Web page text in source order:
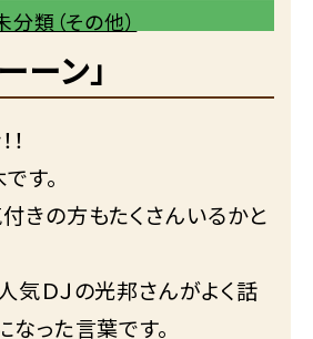
分類（その他）
ーン」
す。
きの方もたくさんいるかと
気ＤＪの光邦さんがよく話
なった言葉です。